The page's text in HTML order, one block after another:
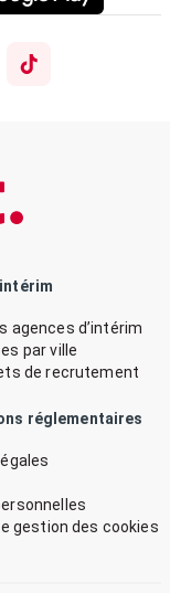
agences d’intérim
par ville
de recrutement
réglementaires
gestion des cookies